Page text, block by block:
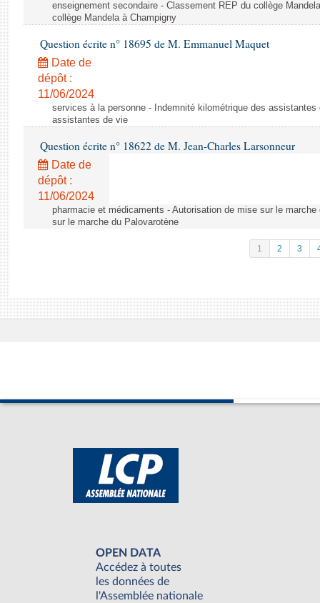
enseignement secondaire - Classement REP du collège
collège Mandela à Champigny
Question écrite n° 18695 de M. Emmanuel Maquet
Date de
dépôt :
11/06/2024
services à la personne - Indemnité kilométrique des
assistantes de vie
Question écrite n° 18622 de M. Jean-Charles Larsonneur
Date de
dépôt :
11/06/2024
pharmacie et médicaments - Autorisation de mise sur le
sur le marche du Palovarotène
1 2 3
OPEN DATA
Accédez à toutes
les données de
l'Assemblée nationale